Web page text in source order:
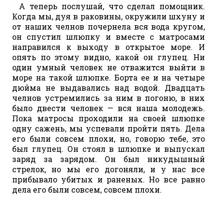
А теперь послушай, что сделал помощник.
Когда мы, дуя в раковины, окружили шхуну и
от наших челнов почернела вся вода кругом,
он спустил шлюпку и вместе с матросами
направился к выходу в открытое море. И
опять по этому видно, какой он глупец. Ни
один умный человек не отважится выйти в
море на такой шлюпке. Борта ее и на четыре
дюйма не выдавались над водой. Двадцать
челнов устремились за ним в погоню, в них
было двести человек — вся наша молодежь.
Пока матросы проходили на своей шлюпке
одну сажень, мы успевали пройти пять. Дела
его были совсем плохи, но, говорю тебе, это
был глупец. Он стоял в шлюпке и выпускал
заряд за зарядом. Он был никудышный
стрелок, но мы его догоняли, и у нас все
прибывало убитых и раненых. Но все равно
дела его были совсем, совсем плохи.